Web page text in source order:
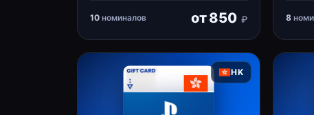
10 номиналов от850 ₽ 8
HK